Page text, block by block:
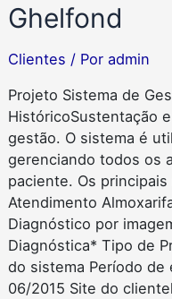
Ghelfond
Clientes / Por admin
Projeto Sistema de
HistóricoSustentação
gestão. O sistema é
gerenciando todos os
paciente. Os
Atendimento
Diagnóstico por
Diagnóstica* Tipo de
do sistema Período de
06/2015 Site do